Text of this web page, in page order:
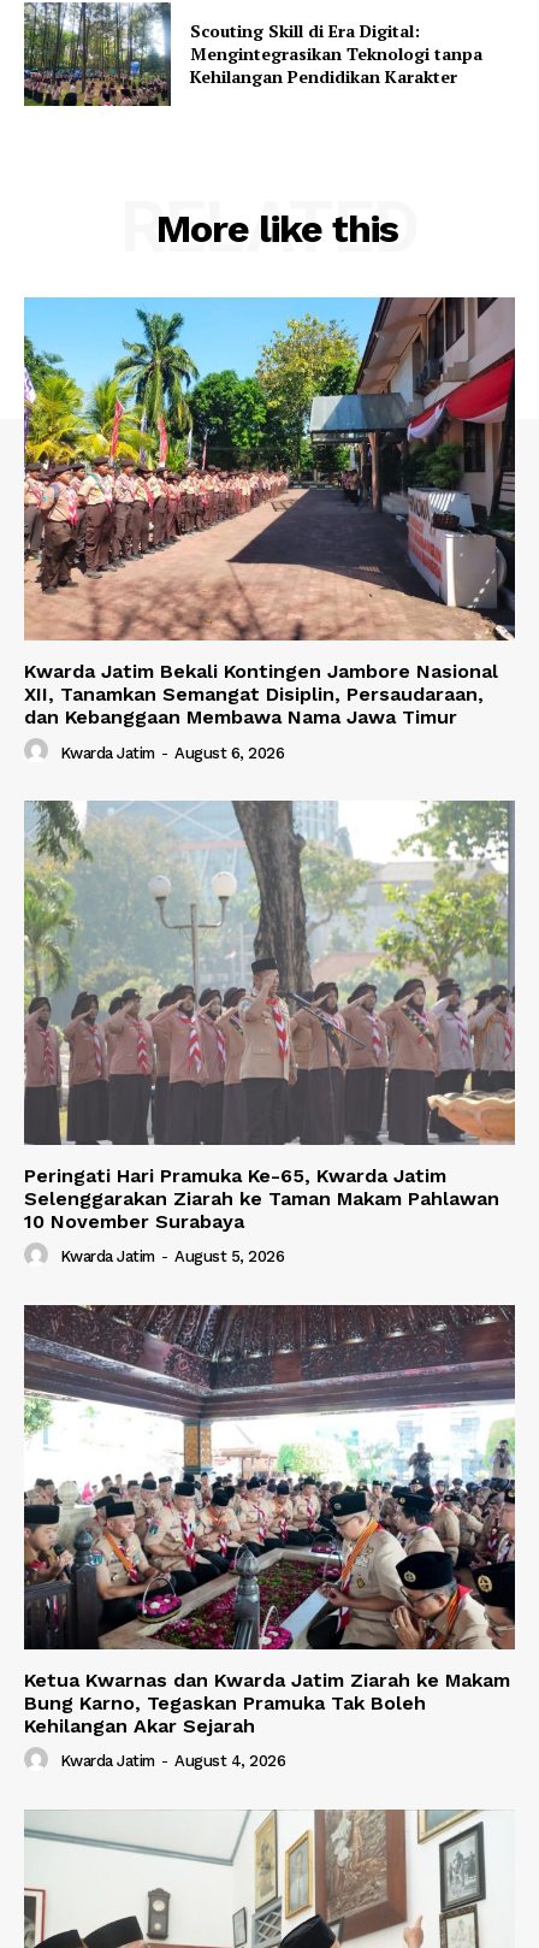
Scouting Skill di Era Digital:
Mengintegrasikan Teknologi tanpa
Kehilangan Pendidikan Karakter
More like this
RELATED
Kwarda Jatim Bekali Kontingen Jambore Nasional
XII, Tanamkan Semangat Disiplin, Persaudaraan,
dan Kebanggaan Membawa Nama Jawa Timur
Kwarda Jatim - August 6, 2026
Peringati Hari Pramuka Ke-65, Kwarda Jatim
Selenggarakan Ziarah ke Taman Makam Pahlawan
10 November Surabaya
Kwarda Jatim - August 5, 2026
Ketua Kwarnas dan Kwarda Jatim Ziarah ke Makam
Bung Karno, Tegaskan Pramuka Tak Boleh
Kehilangan Akar Sejarah
Kwarda Jatim - August 4, 2026